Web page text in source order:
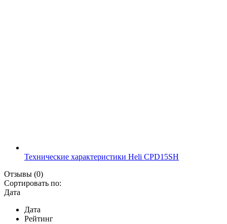
Технические характеристики Heli CPD15SH
Отзывы (0)
Сортировать по:
Дата
Дата
Рейтинг